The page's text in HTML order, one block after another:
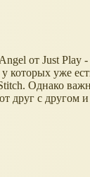
от Just Play -
которых уже
Однако
друг с другом